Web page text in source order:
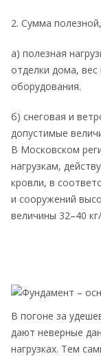
2. Сумма
а) полезная
отделки дома,
оборудования.
б) снеговая и
допустимые
В Московском
нагрузкам,
кровли, в
и сооружений
величины 32–40
В погоне за
дают неверные
нагрузках. Тем